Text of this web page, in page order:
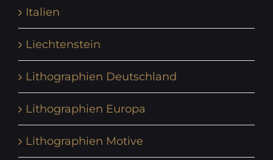
Italien
Liechtenstein
Lithographien Deutschland
Lithographien Europa
Lithographien Motive